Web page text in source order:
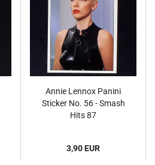
Annie Lennox Panini
Sticker No. 56 - Smash
Hits 87
3,90 EUR